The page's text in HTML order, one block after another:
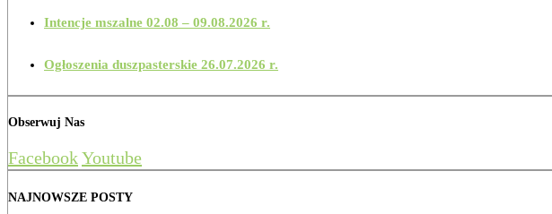
Intencje mszalne 02.08 – 09.08.2026 r.
Ogłoszenia duszpasterskie 26.07.2026 r.
Obserwuj Nas
FacebookYoutube
NAJNOWSZE POSTY